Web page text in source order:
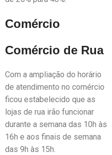
Comércio
Comércio de Rua
Com a ampliação do horário
de atendimento no comércio
ficou estabelecido que as
lojas de rua irão funcionar
durante a semana das 10h às
16h e aos finais de semana
das 9h às 15h.